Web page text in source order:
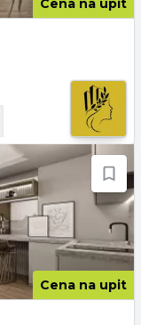
Cena na upit
Cena na upit